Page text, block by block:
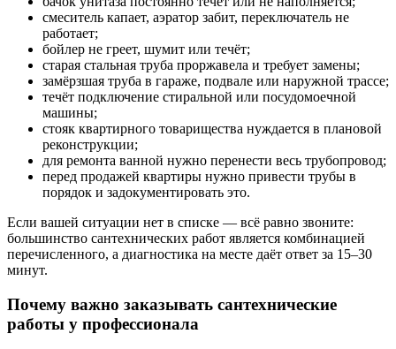
смеситель капает, аэратор забит, переключатель не
работает;
бойлер не греет, шумит или течёт;
старая стальная труба проржавела и требует замены;
замёрзшая труба в гараже, подвале или наружной трассе;
течёт подключение стиральной или посудомоечной
машины;
стояк квартирного товарищества нуждается в плановой
реконструкции;
для ремонта ванной нужно перенести весь трубопровод;
перед продажей квартиры нужно привести трубы в
порядок и задокументировать это.
Если вашей ситуации нет в списке — всё равно звоните:
большинство сантехнических работ является комбинацией
перечисленного, а диагностика на месте даёт ответ за 15–30
минут.
Почему важно заказывать сантехнические
работы у профессионала